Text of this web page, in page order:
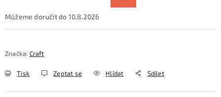
10.8.2026
Značka: Craft
Tisk Zeptat se Hlídat Sdílet